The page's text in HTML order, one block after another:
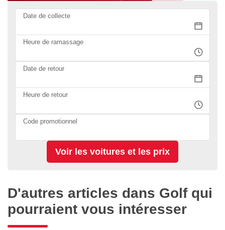
Date de collecte
Heure de ramassage
Date de retour
Heure de retour
Code promotionnel
D'autres articles dans Golf qui
pourraient vous intéresser